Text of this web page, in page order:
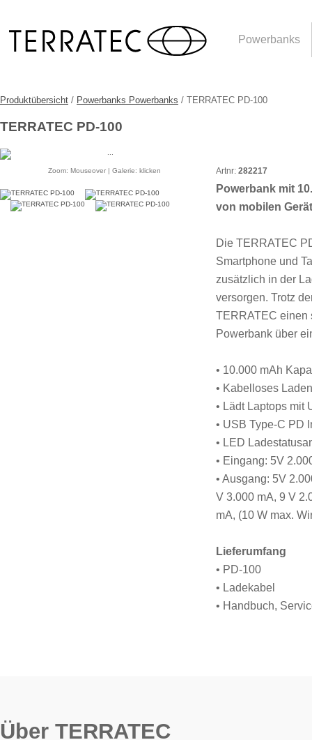
Powerbanks
Produktübersicht / Powerbanks Powerbanks / TERRATEC PD-100
TERRATEC PD-100
Zoom: Mouseover | Galerie: klicken Artnr: 282217
Powerbank mit
von mobilen
Die TERRATEC
Smartphone und
zusätzlich in der
versorgen. Trotz
TERRATEC einen
Powerbank über
• 10.000 mAh
• Kabelloses
• Lädt Laptops mit
• USB Type-C PD
• LED
• Eingang: 5V
• Ausgang: 5V
V 3.000 mA, 9 V
mA, (10 W max.
Lieferumfang
• PD-100
• Ladekabel
• Handbuch,
Über TERRATEC